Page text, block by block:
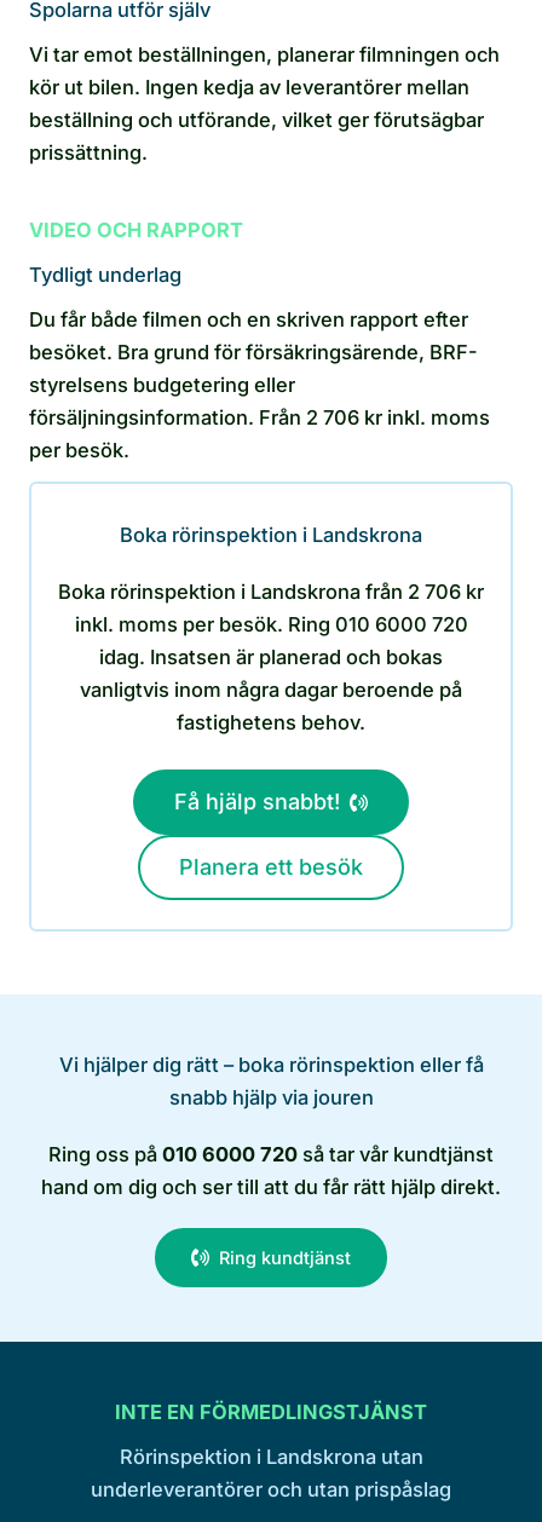
Spolarna utför själv
Vi tar emot beställningen, planerar filmningen och
kör ut bilen. Ingen kedja av leverantörer mellan
beställning och utförande, vilket ger förutsägbar
prissättning.
VIDEO OCH RAPPORT
Tydligt underlag
Du får både filmen och en skriven rapport efter
besöket. Bra grund för försäkringsärende, BRF-
styrelsens budgetering eller
försäljningsinformation. Från 2 706 kr inkl. moms
per besök.
Boka rörinspektion i Landskrona
Boka rörinspektion i Landskrona från 2 706 kr
inkl. moms per besök. Ring 010 6000 720
idag. Insatsen är planerad och bokas
vanligtvis inom några dagar beroende på
fastighetens behov.
Få hjälp snabbt!
Planera ett besök
Vi hjälper dig rätt – boka rörinspektion eller få
snabb hjälp via jouren
Ring oss på 010 6000 720 så tar vår kundtjänst
hand om dig och ser till att du får rätt hjälp direkt.
Ring kundtjänst
INTE EN FÖRMEDLINGSTJÄNST
Rörinspektion i Landskrona utan
underleverantörer och utan prispåslag